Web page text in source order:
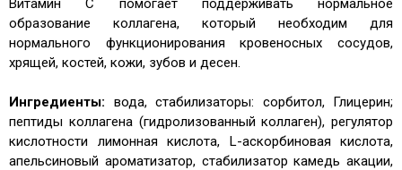
образование коллагена, который необходим для
нормального функционирования кровеносных сосудов,
хрящей, костей, кожи, зубов и десен.
Ингредиенты: вода, стабилизаторы:
сорбитол, Глицерин;
пептиды коллагена (гидролизованный коллаген), регулятор
кислотности лимонная кислота, L-аскорбиновая кислота,
апельсиновый ароматизатор, стабилизатор камедь акации,